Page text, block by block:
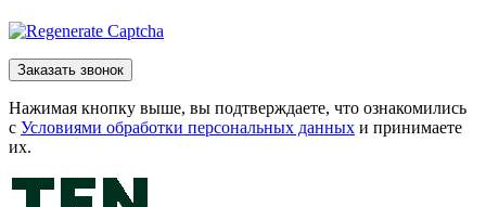
Нажимая кнопку выше, вы подтверждаете, что ознакомились
с Условиями обработки персональных данных и принимаете
их.